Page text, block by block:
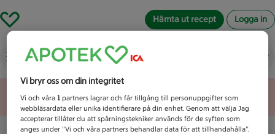
Hämta ut recept Logga in
Vad letar du efter idag?
Unknown error
Vi bryr oss om din integritet
Vi och våra1 partners lagrar och får tillgång till personuppgifter som
webbläsardata eller unika identifierare på din enhet. Genom att välja Jag
accepterar tillåter du att spårningstekniker används för de syften som
anges under ”Vi och våra partners behandlar data för att tillhandahålla”.